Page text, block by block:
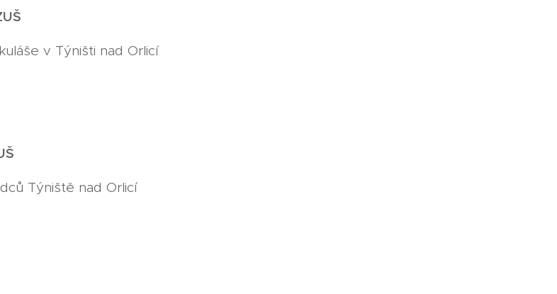
v Týništi nad Orlicí
Týniště nad Orlicí